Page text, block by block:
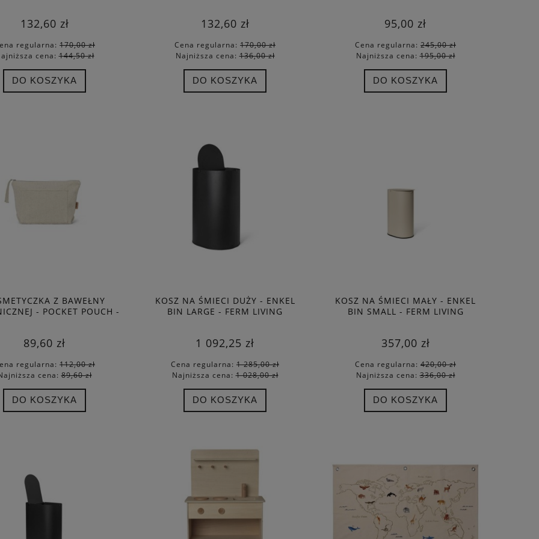
132,60 zł
regularna: 170,00 zł
cena:144,50 zł
DO KOSZYKA
132,60 zł
Cena regularna: 170,00 zł
Najniższa cena:136,00 zł
DO KOSZYKA
95,00 zł
Cena regularna: 245,00 zł
Najniższa cena:195,00 zł
DO KOSZYKA
Z BAWEŁNY
- POCKET POUCH -
89,60 zł
regularna: 112,00 zł
cena:89,60 zł
DO KOSZYKA
KOSZ NA ŚMIECI DUŻY - ENKEL
BIN LARGE - FERM LIVING
1 092,25 zł
Cena regularna: 1 285,00 zł
Najniższa cena:1 028,00 zł
DO KOSZYKA
KOSZ NA ŚMIECI MAŁY - ENKEL
BIN SMALL - FERM LIVING
357,00 zł
Cena regularna: 420,00 zł
Najniższa cena:336,00 zł
DO KOSZYKA